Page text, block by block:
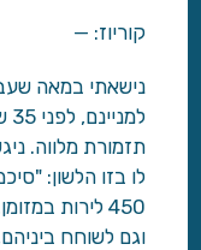
קוריוז: —
נישאתי במאה
תזמורת מלווה.
450 לירות
וגם לשוחח